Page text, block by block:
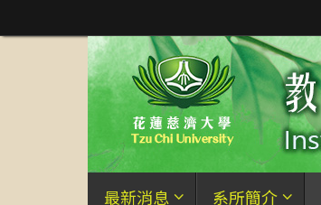
to
最新消息 系所簡介